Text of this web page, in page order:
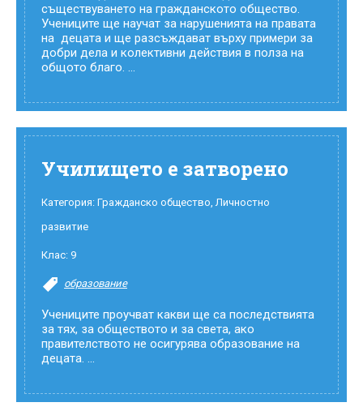
съществуването на гражданското общество.
Учениците ще научат за нарушенията на правата
на децата и ще разсъждават върху примери за
добри дела и колективни действия в полза на
общото благо. ...
Училището е затворено
Категория: Гражданско общество,Личностно
развитие
Клас: 9
образование
Учениците проучват какви ще са последствията
за тях, за обществото и за света, ако
правителството не осигурява образование на
децата. ...